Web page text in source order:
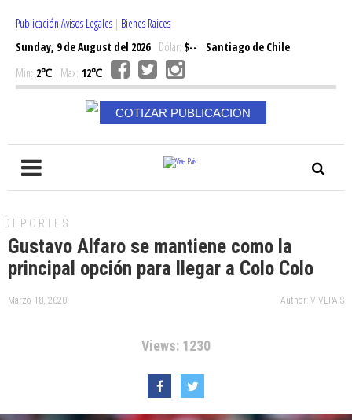
Publicación Avisos Legales | Bienes Raices
Sunday, 9 de August del 2026Dólar: $--
Santiago de Chile
Min: 2℃ Max: 12℃
COTIZAR PUBLICACION
DEPORTES
Gustavo Alfaro se mantiene como la
principal opción para llegar a Colo Colo
Marzo 18, 2020 Author: VIVEPAIS
Views: 1230